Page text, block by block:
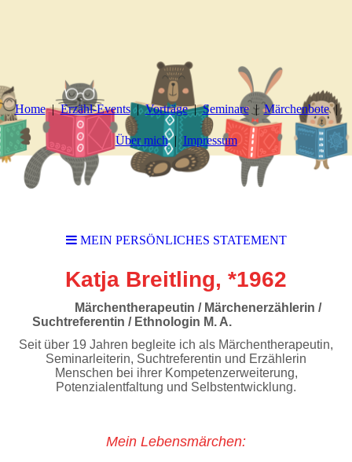
Home Erzähl-Events Vorträge Seminare Märchenbote
Über mich Impressum
MEIN PERSÖNLICHES STATEMENT
Katja Breitling, *1962
Märchentherapeutin / Märchenerzählerin /
Suchtreferentin / Ethnologin M. A.
Seit über 19 Jahren begleite ich als Märchentherapeutin,
Seminarleiterin, Suchtreferentin und Erzählerin
Menschen bei ihrer Kompetenzerweiterung,
Potenzialentfaltung und Selbstentwicklung.
Mein Lebensmärchen: